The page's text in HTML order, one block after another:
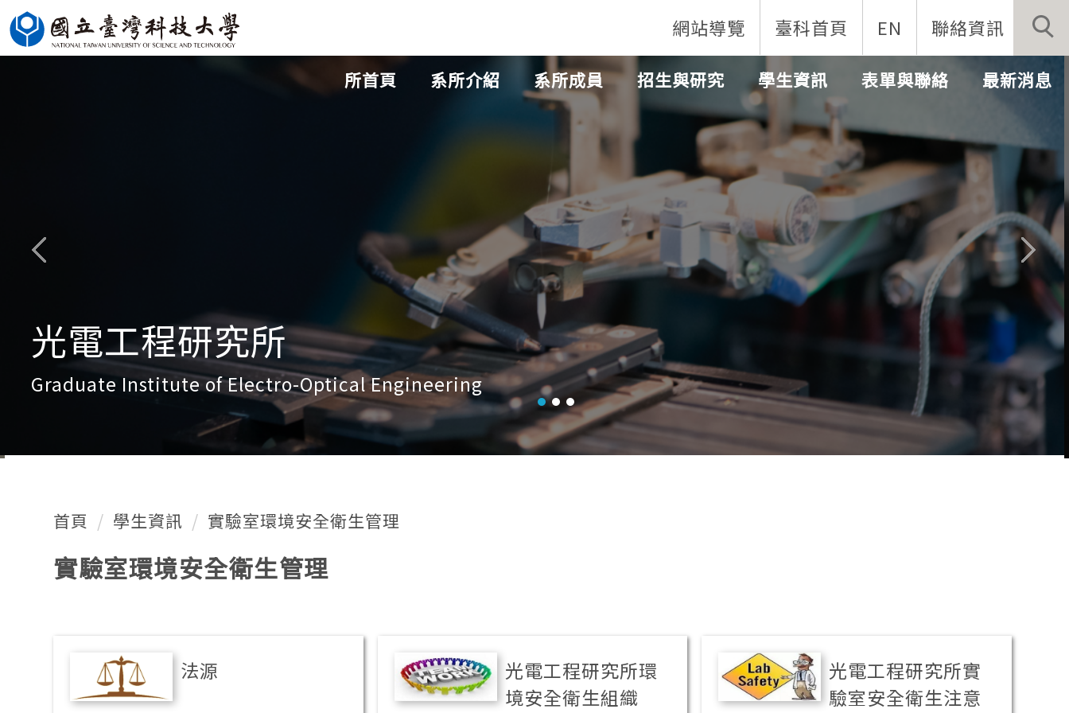
跳
到
網站導覽 臺科首頁 EN 聯絡資訊
所首頁 系所介紹 系所成員 招生與研究 學生資訊 表單與聯絡 最新消息
光電工程研究所
Graduate Institute of Electro-Optical Engineering
首頁 學生資訊 實驗室環境安全衛生管理
實驗室環境安全衛生管理
法源
光電工程研究所環
境安全衛生組織
光電工程研究所實
驗室安全衛生注意